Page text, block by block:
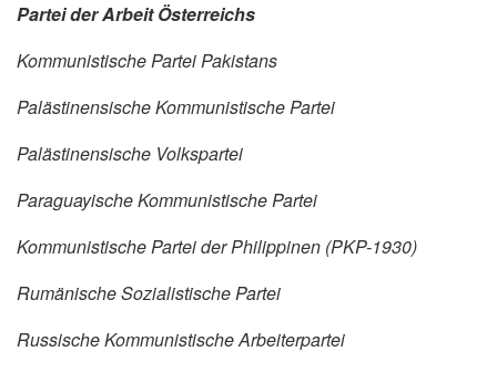
Partei der Arbeit Österreichs
Kommunistische Partei Pakistans
Palästinensische Kommunistische Partei
Palästinensische Volkspartei
Paraguayische Kommunistische Partei
Kommunistische Partei der Philippinen (PKP-1930)
Rumänische Sozialistische Partei
Russische Kommunistische Arbeiterpartei